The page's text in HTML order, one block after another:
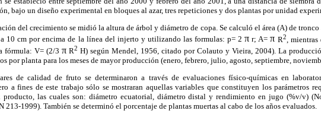
bajo un diseño experimental en bloques al azar, tres repeticiones y dos plantas por unidad
del crecimiento se midió la altura de árbol y diámetro de copa. Se calculó el área (A) de
a 10 cm por encima de la línea del injerto y utilizando las formulas: p= 2π r; A=π R2
,
fórmula: V= (2/3 π R2 H) según Mendel, 1956, citado por Colauto y Vieira, 2004). La
por planta para los meses de mayor producción (enero, febrero, julio, agosto, septiembre,
de calidad de fruto se determinaron a través de evaluaciones físico-químicas en
a fines de este trabajo sólo se mostraran aquellas variables que constituyen los parámetros
producto, las cuales son: diámetro ecuatorial, diámetro distal y rendimiento en jugo (%v/v)
213-1999). También se determinó el porcentaje de plantas muertas al cabo de los años evaluados.